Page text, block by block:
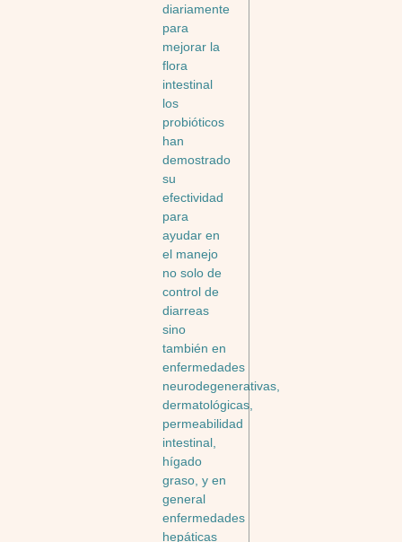
diariamente
para
mejorar la
flora
intestinal
los
probióticos
han
demostrado
su
efectividad
para
ayudar en
el manejo
no solo de
control de
diarreas
sino
también en
enfermedades
neurodegenerativas,
dermatológicas,
permeabilidad
intestinal,
hígado
graso, y en
general
enfermedades
hepáticas